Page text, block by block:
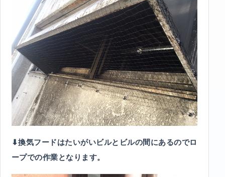
⬇︎換気フードはたいがいビルとビルの間にあるのでロ
ープでの作業となります。